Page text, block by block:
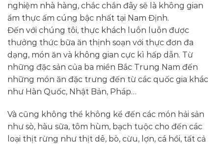
nghiệm nhà hàng, chắc chắn đây sẽ là không gian
ẩm thực ấm cúng bậc nhất tại Nam Định.
Đến với chúng tôi, thực khách luôn luôn được
thưởng thức bữa ăn thịnh soạn với thực đơn đa
dạng, món ăn và không gian cực kì hấp dẫn. Từ
những đặc sản của ba miền Bắc Trung Nam đến
những món ăn đặc trưng đến từ các quốc gia khác
như Hàn Quốc, Nhật Bản, Pháp…
Và cũng không thể không kể đến các món hải sản
như sò, hàu sữa, tôm hùm, bạch tuộc cho đến các
loại thịt rừng như thịt dê, bò, cừu, lợn, cá hồi, tất cả